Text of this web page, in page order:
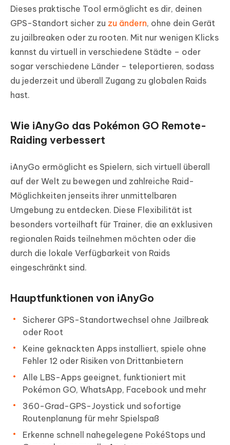
Dieses praktische Tool ermöglicht es dir, deinen
GPS-Standort sicher zu zu ändern, ohne dein Gerät
zu jailbreaken oder zu rooten. Mit nur wenigen Klicks
kannst du virtuell in verschiedene Städte – oder
sogar verschiedene Länder – teleportieren, sodass
du jederzeit und überall Zugang zu globalen Raids
hast.
Wie iAnyGo das Pokémon GO Remote-
Raiding verbessert
iAnyGo ermöglicht es Spielern, sich virtuell überall
auf der Welt zu bewegen und zahlreiche Raid-
Möglichkeiten jenseits ihrer unmittelbaren
Umgebung zu entdecken. Diese Flexibilität ist
besonders vorteilhaft für Trainer, die an exklusiven
regionalen Raids teilnehmen möchten oder die
durch die lokale Verfügbarkeit von Raids
eingeschränkt sind.
Hauptfunktionen von iAnyGo
Sicherer GPS-Standortwechsel ohne Jailbreak
oder Root
Keine geknackten Apps installiert, spiele ohne
Fehler 12 oder Risiken von Drittanbietern
Alle LBS-Apps geeignet, funktioniert mit
Pokémon GO, WhatsApp, Facebook und mehr
360-Grad-GPS-Joystick und sofortige
Routenplanung für mehr Spielspaß
Erkenne schnell nahegelegene PokéStops und